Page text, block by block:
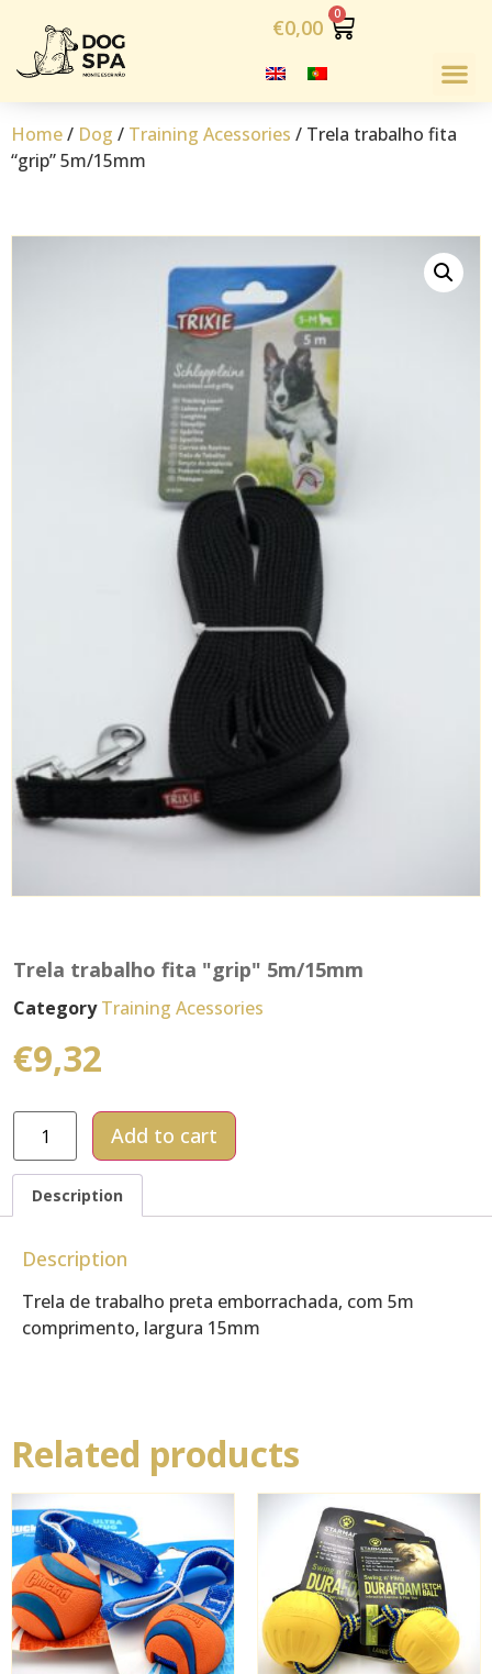
€0,00
Home/ Dog / Training Acessories / Trela trabalho fita
“grip” 5m/15mm
Trela trabalho fita "grip" 5m/15mm
Category Training Acessories
€9,32
Add to cart
Description
Description
Trela de trabalho preta emborrachada, com 5m
comprimento, largura 15mm
Related products